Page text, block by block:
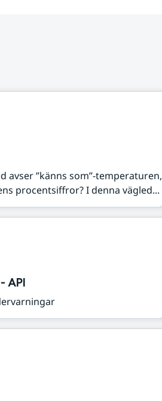
avser ”känns som”-temperaturen,
procentsiffror? I denna vägled...
API